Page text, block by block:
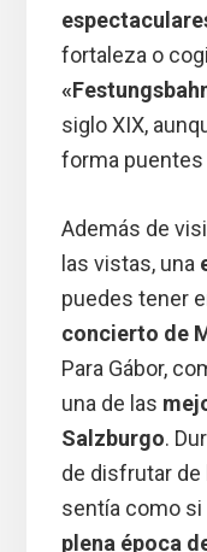
fortaleza o
siglo XIX,
forma puentes
Además de
las vistas, una
puedes tener
concierto de
Para Gábor,
una de las
Salzburgo.
de disfrutar
sentía como
plena época